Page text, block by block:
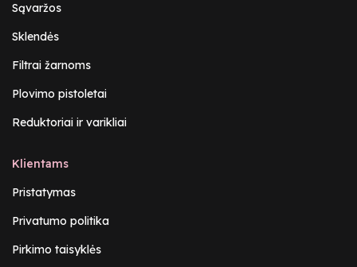
Sąvaržos
Sklendės
Filtrai žarnoms
Plovimo pistoletai
Reduktoriai ir varikliai
Klientams
Pristatymas
Privatumo politika
Pirkimo taisyklės